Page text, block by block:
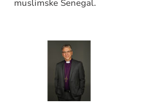
muslimske Senegal.